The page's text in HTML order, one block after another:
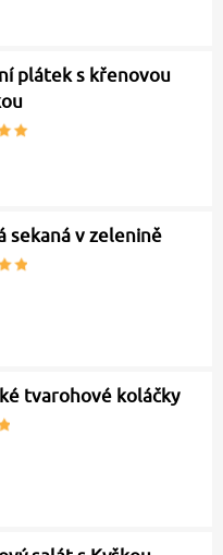
plátek s křenovou
sekaná v zelenině
tvarohové koláčky